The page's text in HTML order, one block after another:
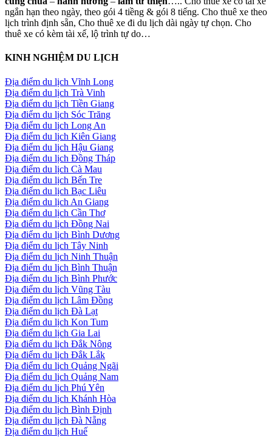
ngắn hạn theo ngày, theo gói 4 tiềng & gói 8 tiếng. Cho thuê xe theo
lịch trình định sẵn, Cho thuê xe đi du lịch dài ngày tự chọn. Cho
thuê xe có kèm tài xế, lộ trình tự do…
KINH NGHIỆM DU LỊCH
Địa điểm du lịch Vĩnh Long
Địa điểm du lịch Trà Vinh
Địa điểm du lịch Tiền Giang
Địa điểm du lịch Sóc Trăng
Địa điểm du lịch Long An
Địa điểm du lịch Kiên Giang
Địa điểm du lịch Hậu Giang
Địa điểm du lịch Đồng Tháp
Địa điểm du lịch Cà Mau
Địa điểm du lịch Bến Tre
Địa điểm du lịch Bạc Liêu
Địa điểm du lịch An Giang
Địa điểm du lịch Cần Thơ
Địa điểm du lịch Đồng Nai
Địa điểm du lịch Bình Dương
Địa điểm du lịch Tây Ninh
Địa điểm du lịch Ninh Thuận
Địa điểm du lịch Bình Thuận
Địa điểm du lịch Bình Phước
Địa điểm du lịch Vũng Tàu
Địa điểm du lịch Lâm Đồng
Địa điểm du lịch Đà Lạt
Địa điểm du lịch Kon Tum
Địa điểm du lịch Gia Lai
Địa điểm du lịch Đắk Nông
Địa điểm du lịch Đắk Lắk
Địa điểm du lịch Quảng Ngãi
Địa điểm du lịch Quảng Nam
Địa điểm du lịch Phú Yên
Địa điểm du lịch Khánh Hòa
Địa điểm du lịch Bình Định
Địa điểm du lịch Đà Nẵng
Địa điểm du lịch Huế